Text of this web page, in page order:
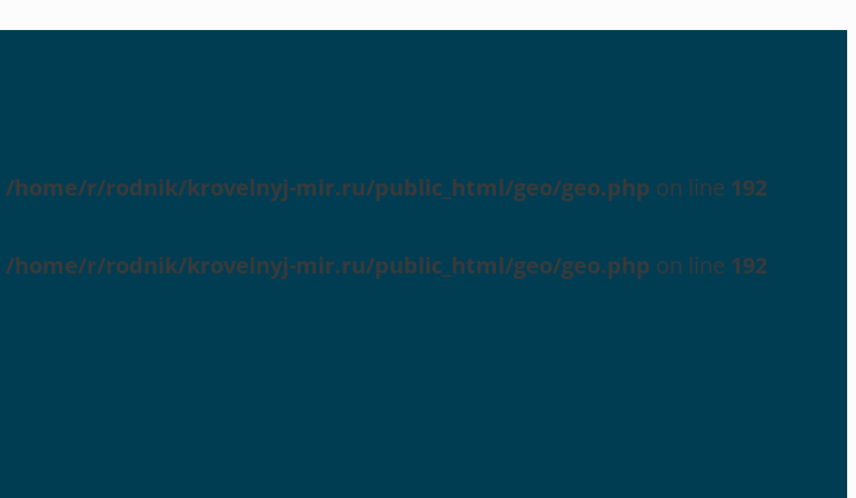
/home/r/rodnik/krovelnyj-mir.ru/public_html/geo/geo.php on line 192
/home/r/rodnik/krovelnyj-mir.ru/public_html/geo/geo.php on line 192